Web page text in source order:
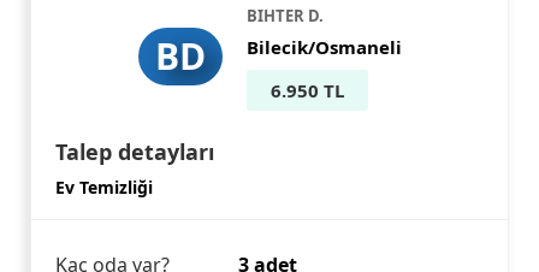
BD
BIHTER D.
Bilecik/Osmaneli
6.950 TL
Talep detayları
Ev Temizliği
Kaç oda var?
3 adet